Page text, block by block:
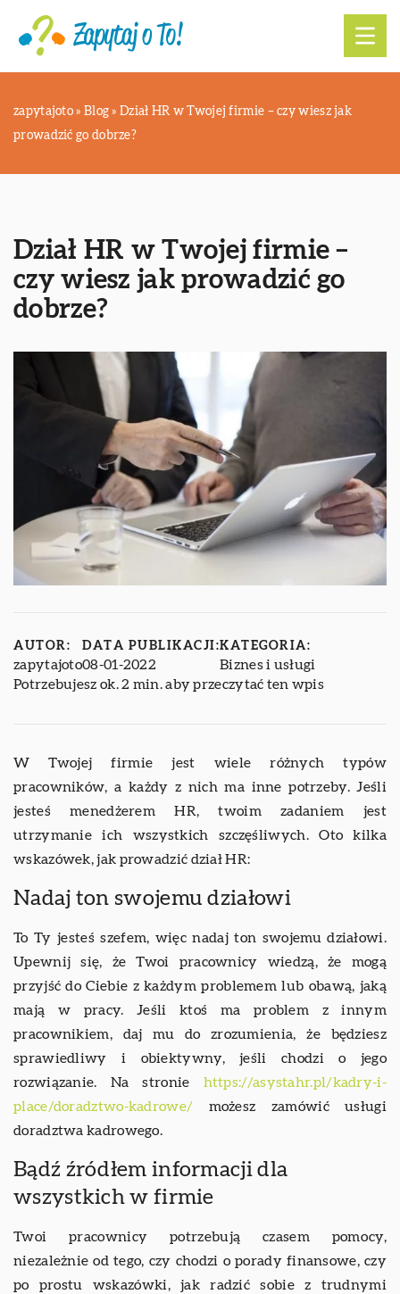
zapytajoto » Blog »Dział HR w Twojej firmie – czy wiesz jak
prowadzić go dobrze?
Dział HR w Twojej firmie –
czy wiesz jak prowadzić go
dobrze?
AUTOR:
zapytajoto
DATA PUBLIKACJI:
08-01-2022
KATEGORIA:
Biznes i usługi
Potrzebujesz ok. 2 min. aby przeczytać ten wpis
W Twojej firmie jest wiele różnych typów
pracowników, a każdy z nich ma inne potrzeby. Jeśli
jesteś menedżerem HR, twoim zadaniem jest
utrzymanie ich wszystkich szczęśliwych. Oto kilka
wskazówek, jak prowadzić dział HR:
Nadaj ton swojemu działowi
To Ty jesteś szefem, więc nadaj ton swojemu działowi.
Upewnij się, że Twoi pracownicy wiedzą, że mogą
przyjść do Ciebie z każdym problemem lub obawą, jaką
mają w pracy. Jeśli ktoś ma problem z innym
pracownikiem, daj mu do zrozumienia, że będziesz
sprawiedliwy i obiektywny, jeśli chodzi o jego
rozwiązanie. Na stronie https://asystahr.pl/kadry-i-
place/doradztwo-kadrowe/ możesz zamówić usługi
doradztwa kadrowego.
Bądź źródłem informacji dla
wszystkich w firmie
Twoi pracownicy potrzebują czasem pomocy,
niezależnie od tego, czy chodzi o porady finansowe, czy
po prostu wskazówki, jak radzić sobie z trudnymi